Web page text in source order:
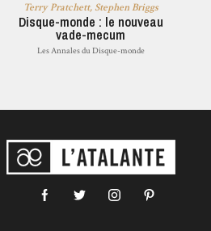
Terry Pratchett, Stephen Briggs
Disque-monde : le nouveau
vade-mecum
Les Annales du Disque-monde